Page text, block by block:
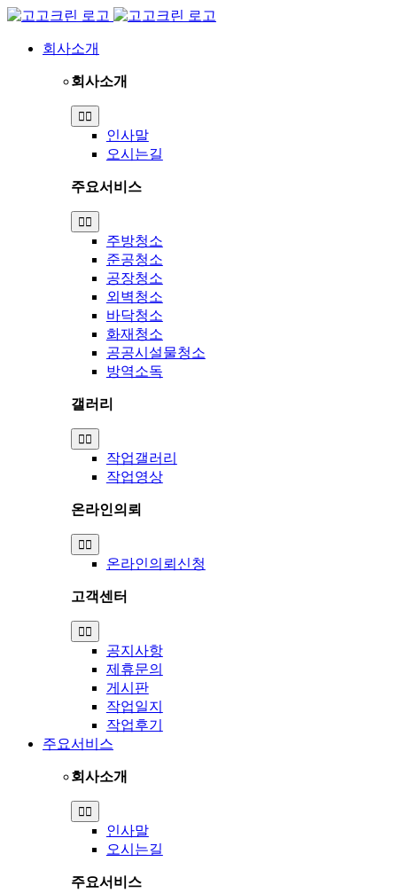
Skip
content회사소개
회사소개
Toggle
Navigation
인사말
오시는길
주요서비스
Toggle
Navigation
주방청소
준공청소
공장청소
외벽청소
바닥청소
화재청소
공공시설물청소
방역소독
갤러리
Toggle
Navigation
작업갤러리
작업영상
온라인의뢰
Toggle
Navigation
온라인의뢰신청
고객센터
Toggle
Navigation
공지사항
제휴문의
게시판
작업일지
작업후기
주요서비스
회사소개
Toggle
Navigation
인사말
오시는길
주요서비스